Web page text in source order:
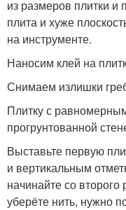
из размеров плитки
плита и хуже
на инструменте.
Наносим клей на
Снимаем излишки
Плитку с
прогрунтованной
Выставьте первую
и вертикальным
начинайте со второго
уберёте нить, нужно